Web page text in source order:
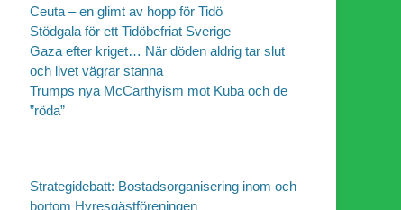
Ceuta – en glimt av hopp för Tidö
Stödgala för ett Tidöbefriat Sverige
Gaza efter kriget… När döden aldrig tar slut
och livet vägrar stanna
Trumps nya McCarthyism mot Kuba och de
”röda”
Strategidebatt: Bostadsorganisering inom och
bortom Hyresgästföreningen